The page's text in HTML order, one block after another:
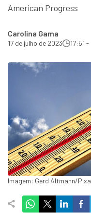
American Progress
Carolina Gama
17 de julho de 2023 17:51
Imagem: Gerd Altmann/